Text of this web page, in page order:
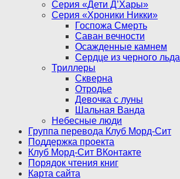
Серия «Дети Д’Хары»
Серия «Хроники Никки»
Госпожа Смерть
Саван вечности
Осажденные камнем
Сердце из черного льда
Триллеры
Скверна
Отродье
Девочка с луны
Шальная Ванда
Небесные люди
Группа перевода Клуб Морд-Сит
Поддержка проекта
Клуб Морд-Сит ВКонтакте
Порядок чтения книг
Карта сайта